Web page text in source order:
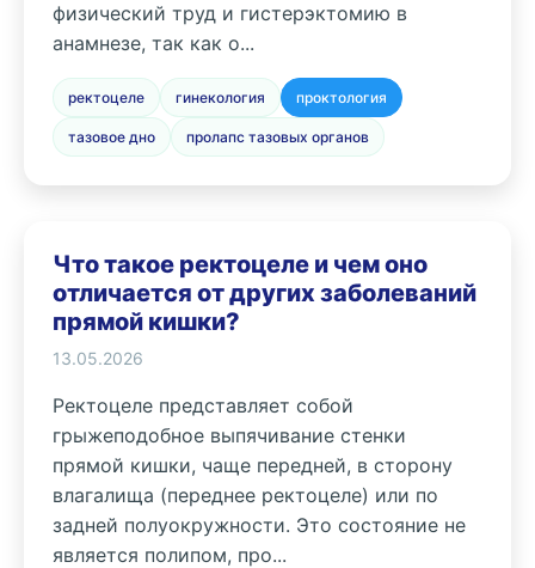
физический труд и гистерэктомию в
анамнезе, так как о...
ректоцеле гинекология проктология
тазовое дно пролапс тазовых органов
Что такое ректоцеле и чем оно
отличается от других заболеваний
прямой кишки?
13.05.2026
Ректоцеле представляет собой
грыжеподобное выпячивание стенки
прямой кишки, чаще передней, в сторону
влагалища (переднее ректоцеле) или по
задней полуокружности. Это состояние не
является полипом, про...